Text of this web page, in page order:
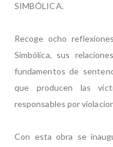
SIMBÓLICA.
Recoge ocho
Simbólica, sus
fundamentos de
que producen las
responsables por
Con esta obra se